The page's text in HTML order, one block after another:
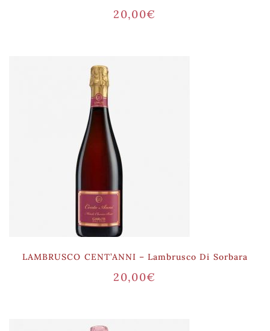
20,00€
LAMBRUSCO CENT’ANNI – Lambrusco Di Sorbara
20,00€